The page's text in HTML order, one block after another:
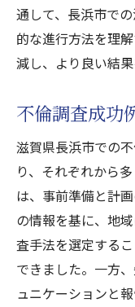
通して、長浜市で
的な進行方法を理
減し、より良い結
不倫調査成功
滋賀県長浜市での
り、それぞれから
は、事前準備と計
の情報を基に、地
査手法を選定する
できました。一方
ュニケーションと